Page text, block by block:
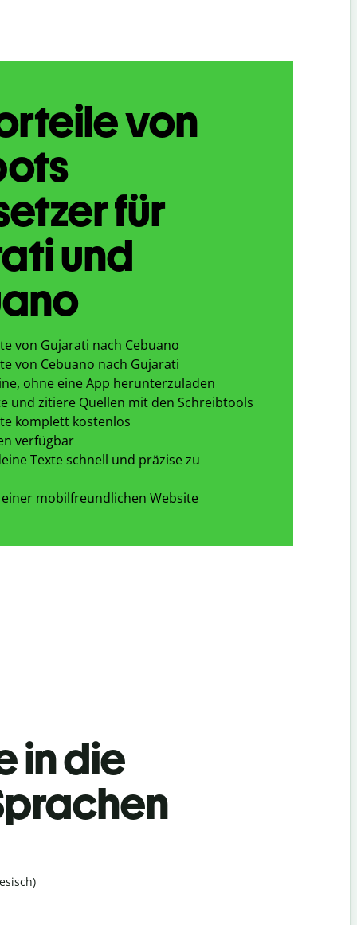
von
für
und
von Gujarati nach Cebuano
von Cebuano nach Gujarati
ohne eine App herunterzuladen
und zitiere Quellen mit den Schreibtools
komplett kostenlos
verfügbar
Texte schnell und präzise zu
mobilfreundlichen Website
in die